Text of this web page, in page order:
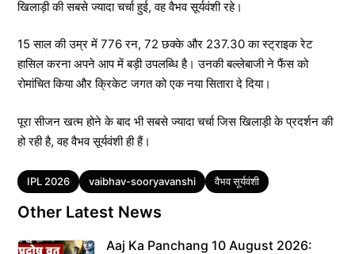
खिलाड़ी की सबसे ज्यादा चर्चा हुई, वह वैभव सूर्यवंशी रहे।
15 साल की उम्र में 776 रन, 72 छक्के और 237.30 का स्ट्राइक रेट
हासिल करना अपने आप में बड़ी उपलब्धि है। उनकी बल्लेबाजी ने फैंस को
रोमांचित किया और क्रिकेट जगत को एक नया सितारा दे दिया।
पूरा सीजन खत्म होने के बाद भी सबसे ज्यादा चर्चा जिस खिलाड़ी के प्रदर्शन की
हो रही है, वह वैभव सूर्यवंशी ही हैं।
Tags
IPL 2026 vaibhav-sooryavanshi वैभव सूर्यवंशी
Other Latest News
Aaj Ka Panchang 10 August 2026: